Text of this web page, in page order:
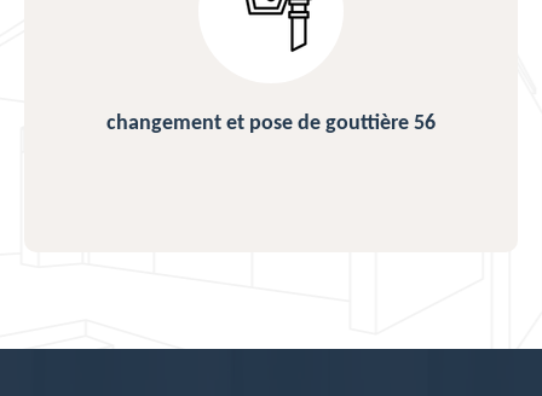
changement et pose de gouttière 56